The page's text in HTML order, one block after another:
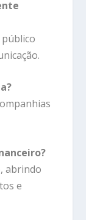
abrindo
e